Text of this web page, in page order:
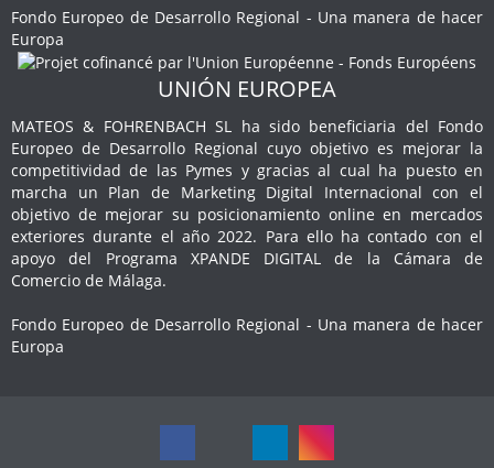
Fondo Europeo de Desarrollo Regional - Una manera de hacer
Europa
UNIÓN EUROPEA
MATEOS & FOHRENBACH SL ha sido beneficiaria del Fondo
Europeo de Desarrollo Regional cuyo objetivo es mejorar la
competitividad de las Pymes y gracias al cual ha puesto en
marcha un Plan de Marketing Digital Internacional con el
objetivo de mejorar su posicionamiento online en mercados
exteriores durante el año 2022. Para ello ha contado con el
apoyo del Programa XPANDE DIGITAL de la Cámara de
Comercio de Málaga.
Fondo Europeo de Desarrollo Regional - Una manera de hacer
Europa